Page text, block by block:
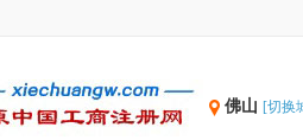
佛山 [切换